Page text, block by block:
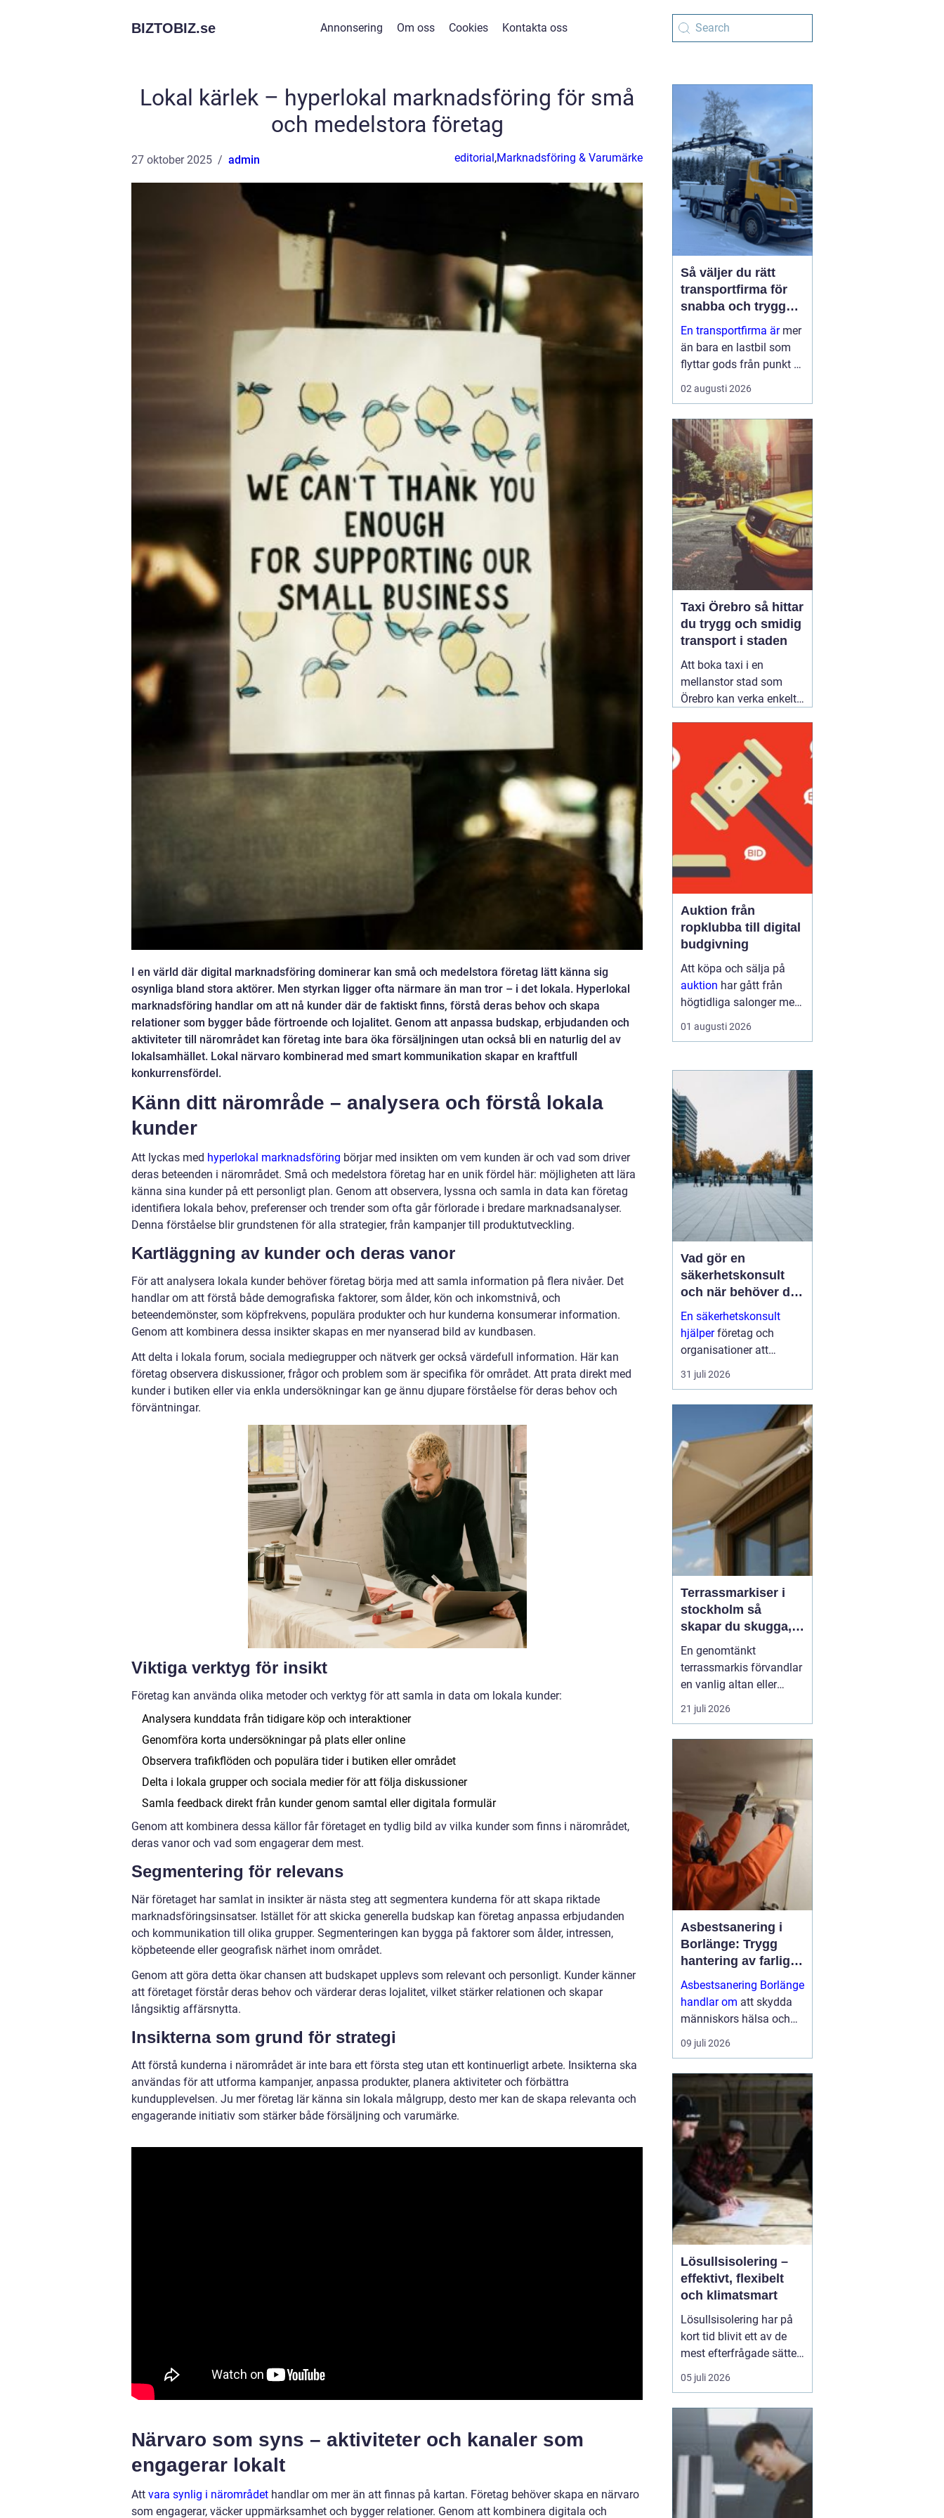
BIZTOBIZ.se Annonsering Om oss Cookies Kontakta oss
Lokal kärlek – hyperlokal marknadsföring för små
och medelstora företag
27 oktober 2025 admin editorial,Marknadsföring & Varumärke
I en värld där digital marknadsföring dominerar kan små och medelstora företag lätt känna sig
osynliga bland stora aktörer. Men styrkan ligger ofta närmare än man tror – i det lokala. Hyperlokal
marknadsföring handlar om att nå kunder där de faktiskt finns, förstå deras behov och skapa
relationer som bygger både förtroende och lojalitet. Genom att anpassa budskap, erbjudanden och
aktiviteter till närområdet kan företag inte bara öka försäljningen utan också bli en naturlig del av
lokalsamhället. Lokal närvaro kombinerad med smart kommunikation skapar en kraftfull
konkurrensfördel.
Känn ditt närområde – analysera och förstå lokala
kunder
Att lyckas med hyperlokal marknadsföring börjar med insikten om vem kunden är och vad som driver
deras beteenden i närområdet. Små och medelstora företag har en unik fördel här: möjligheten att lära
känna sina kunder på ett personligt plan. Genom att observera, lyssna och samla in data kan företag
identifiera lokala behov, preferenser och trender som ofta går förlorade i bredare marknadsanalyser.
Denna förståelse blir grundstenen för alla strategier, från kampanjer till produktutveckling.
Kartläggning av kunder och deras vanor
För att analysera lokala kunder behöver företag börja med att samla information på flera nivåer. Det
handlar om att förstå både demografiska faktorer, som ålder, kön och inkomstnivå, och
beteendemönster, som köpfrekvens, populära produkter och hur kunderna konsumerar information.
Genom att kombinera dessa insikter skapas en mer nyanserad bild av kundbasen.
Att delta i lokala forum, sociala mediegrupper och nätverk ger också värdefull information. Här kan
företag observera diskussioner, frågor och problem som är specifika för området. Att prata direkt med
kunder i butiken eller via enkla undersökningar kan ge ännu djupare förståelse för deras behov och
förväntningar.
Viktiga verktyg för insikt
Företag kan använda olika metoder och verktyg för att samla in data om lokala kunder:
Analysera kunddata från tidigare köp och interaktioner
Genomföra korta undersökningar på plats eller online
Observera trafikflöden och populära tider i butiken eller området
Delta i lokala grupper och sociala medier för att följa diskussioner
Samla feedback direkt från kunder genom samtal eller digitala formulär
Genom att kombinera dessa källor får företaget en tydlig bild av vilka kunder som finns i närområdet,
deras vanor och vad som engagerar dem mest.
Segmentering för relevans
När företaget har samlat in insikter är nästa steg att segmentera kunderna för att skapa riktade
marknadsföringsinsatser. Istället för att skicka generella budskap kan företag anpassa erbjudanden
och kommunikation till olika grupper. Segmenteringen kan bygga på faktorer som ålder, intressen,
köpbeteende eller geografisk närhet inom området.
Genom att göra detta ökar chansen att budskapet upplevs som relevant och personligt. Kunder känner
att företaget förstår deras behov och värderar deras lojalitet, vilket stärker relationen och skapar
långsiktig affärsnytta.
Insikterna som grund för strategi
Att förstå kunderna i närområdet är inte bara ett första steg utan ett kontinuerligt arbete. Insikterna ska
användas för att utforma kampanjer, anpassa produkter, planera aktiviteter och förbättra
kundupplevelsen. Ju mer företag lär känna sin lokala målgrupp, desto mer kan de skapa relevanta och
engagerande initiativ som stärker både försäljning och varumärke.
Närvaro som syns – aktiviteter och kanaler som
engagerar lokalt
Att vara synlig i närområdet handlar om mer än att finnas på kartan. Företag behöver skapa en närvaro
som engagerar, väcker uppmärksamhet och bygger relationer. Genom att kombinera digitala och
Så väljer du rätt
transportfirma för
snabba och trygga
leveranser
En transportfirma ärmer
än bara en lastbil som
flyttar gods från punkt A
till punkt B. För många
företag är den en
verksamheten ett nav
som påverkar
kundnöjdhet, lönsamhet
och miljöpåverkan. ...
02 augusti 2026
Taxi Örebro så hittar
du trygg och smidig
transport i staden
Att boka taxi i en
mellanstor stad som
Örebro kan verka enkelt.
och slippa fundera över
priset i efterhand. Därför
blir valet av bolag
viktigare än man först
tror. Den som jämför
alternativ för
02 augusti
2026
Auktion från
ropklubba till digital
budgivning
Att köpa och sälja på
auktion har gått från
högtidliga salonger med
ropande utropare till
snabba klick på mobilen
har förändrats, men
kärnan är densamma:
mötet mellan säljare
som vill få u...
01 augusti 2026
Vad gör en
säkerhetskonsult
och när behöver du
en?
En säkerhetskonsult
hjälperföretag och
organisationer att
förebygga inbrott,
sabotage och andra
och verksamheter. Fokus
ligger på fysisk säkerhet:
väggar, dörrar, glas, p...
31 juli 2026
Terrassmarkiser i
stockholm så
skapar du skugga,
stil och komfort på
uteplatsen
En genomtänkt
terrassmarkis förvandlar
en vanlig altan eller
uteplats till ett extra rum
under sommarhalvåret. I
där solen kan steka hårt
ena dagen och vinden ta
i nästa, är rätt solskydd
avgörande för att
uteplatsen ska använd...
21 juli 2026
Asbestsanering i
Borlänge: Trygg
hantering av farliga
fibrer
Asbestsanering Borlänge
handlar om att skydda
människors hälsa och
skapa säkra miljöer i
bostäder, skolor,
Nä...
09 juli 2026
Lösullsisolering –
effektivt, flexibelt
och klimatsmart
Lösullsisolering har på
kort tid blivit ett av de
mest efterfrågade sätten
att isolera vindar, tak och
svåråtkomliga
bygger på att man blåser
in isolerande material
ofta cellulosa, tr&au...
05 juli 2026